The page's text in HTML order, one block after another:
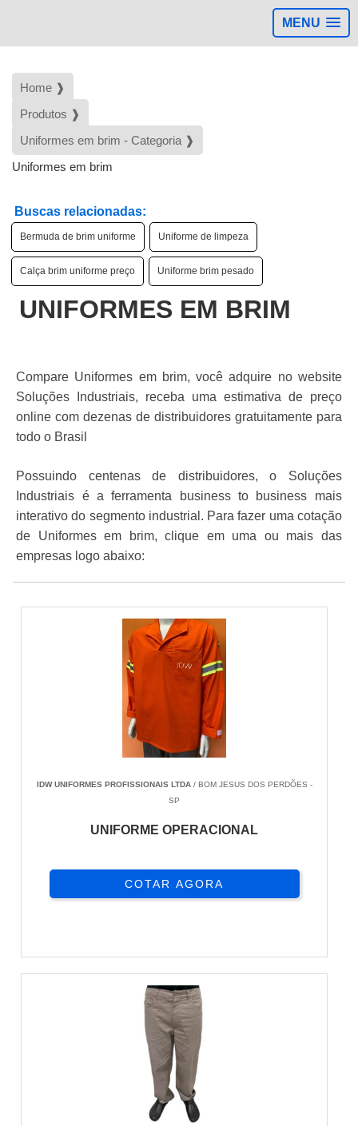
MENU
Home ❱
Produtos ❱
Uniformes em brim - Categoria ❱
Uniformes em brim
Buscas relacionadas:
Bermuda de brim uniforme Uniforme de limpeza
Calça brim uniforme preço Uniforme brim pesado
UNIFORMES EM BRIM
Compare Uniformes em brim, você adquire no website
Soluções Industriais, receba uma estimativa de preço
online com dezenas de distribuidores gratuitamente para
todo o Brasil
Possuindo centenas de distribuidores, o Soluções
Industriais é a ferramenta business to business mais
interativo do segmento industrial. Para fazer uma cotação
de Uniformes em brim, clique em uma ou mais das
empresas logo abaixo:
IDW UNIFORMES PROFISSIONAIS LTDA/ BOM JESUS DOS PERDÕES -
SP
UNIFORME OPERACIONAL
COTAR AGORA